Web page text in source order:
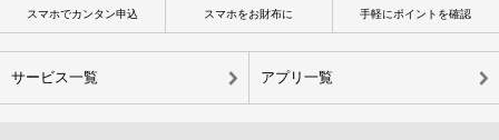
スマホでカンタン申込 スマホをお財布に 手軽にポイントを確認
サービス一覧 アプリ一覧